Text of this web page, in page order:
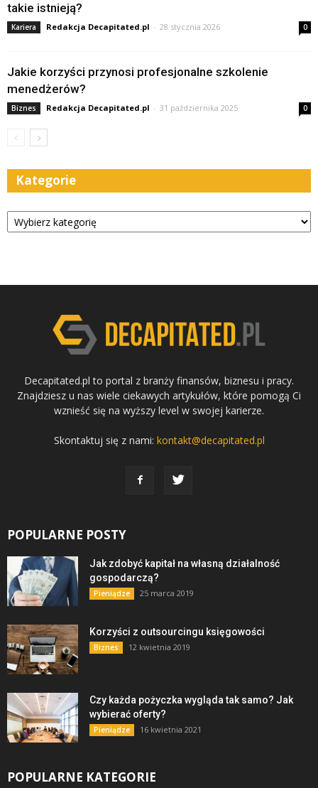
takie istnieją?
Kariera Redakcja Decapitated.pl - 28 stycznia 2026 0
Jakie korzyści przynosi profesjonalne szkolenie
menedżerów?
Biznes Redakcja Decapitated.pl - 31 października 2025 0
Kategorie
Kategorie
Decapitated.pl to portal z branży finansów, biznesu i pracy.
Znajdziesz u nas wiele ciekawych artykułów, które pomogą Ci
wznieść się na wyższy level w swojej karierze.
Skontaktuj się z nami: kontakt@decapitated.pl
POPULARNE POSTY
Jak zdobyć kapitał na własną działalność
gospodarczą?
Pieniądze 25 marca 2019
Korzyści z outsourcingu księgowości
Biznes 12 kwietnia 2019
Czy każda pożyczka wygląda tak samo? Jak
wybierać oferty?
Pieniądze 16 kwietnia 2021
POPULARNE KATEGORIE